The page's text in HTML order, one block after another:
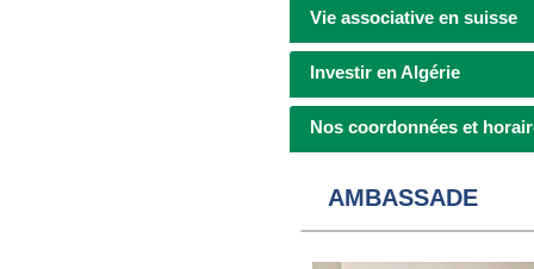
Vie associative en suisse
Investir en Algérie
Nos coordonnées et
AMBASSADE